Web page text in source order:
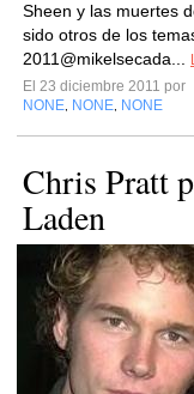
Sheen y las muertes
sido otros de los
2011@mikelsecada...
El 23 diciembre 2011 por
NONE NONE NONE
Chris Pratt
Laden